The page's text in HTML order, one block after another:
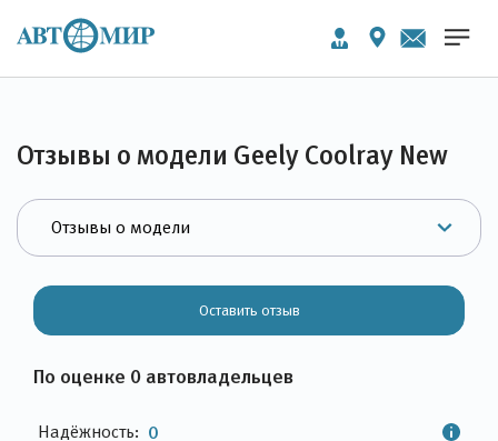
Отзывы о модели Geely Coolray New
Оставить отзыв
По оценке 0 автовладельцев
Надёжность: 0